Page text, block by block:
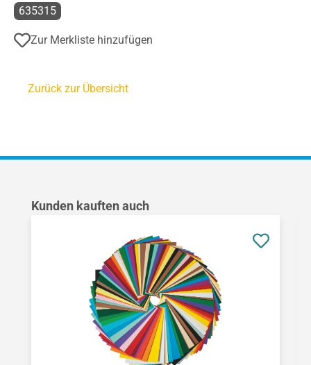
635315
Zur Merkliste hinzufügen
Zurück zur Übersicht
Produktgalerie überspringen
Kunden kauften auch